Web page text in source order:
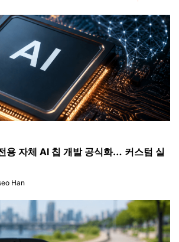
용 자체 AI 칩 개발 공식화… 커스텀 실
Han